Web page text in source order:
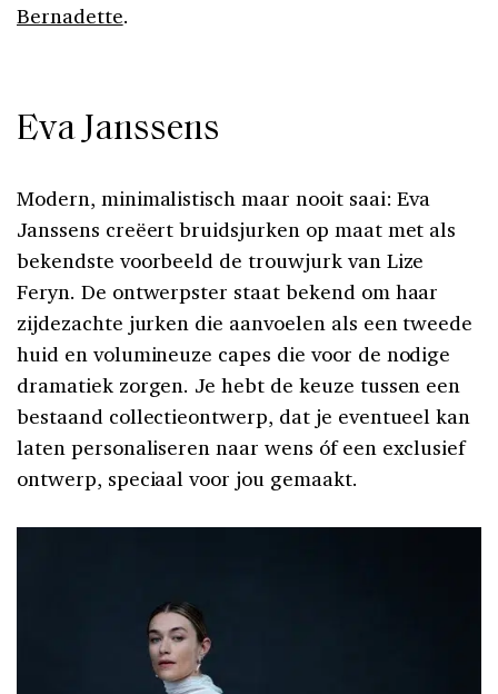
Bernadette.
Eva Janssens
Modern, minimalistisch maar nooit saai: Eva
Janssens creëert bruidsjurken op maat met als
bekendste voorbeeld de trouwjurk van Lize
Feryn. De ontwerpster staat bekend om haar
zijdezachte jurken die aanvoelen als een tweede
huid en volumineuze capes die voor de nodige
dramatiek zorgen. Je hebt de keuze tussen een
bestaand collectieontwerp, dat je eventueel kan
laten personaliseren naar wens óf een exclusief
ontwerp, speciaal voor jou gemaakt.